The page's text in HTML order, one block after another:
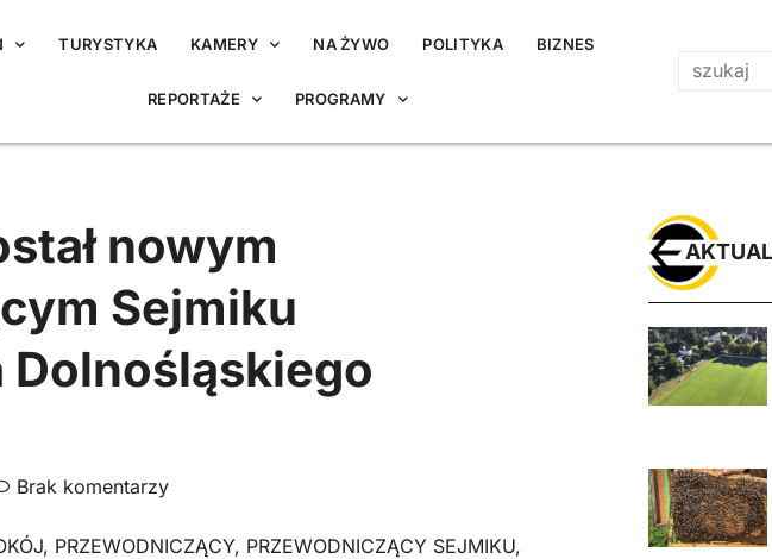
TURYSTYKA KAMERY NA ŻYWO POLITYKA BIZNES
REPORTAŻE PROGRAMY
nowym
Sejmiku
Brak komentarzy
, PRZEWODNICZĄCY, PRZEWODNICZĄCY SEJMIKU,